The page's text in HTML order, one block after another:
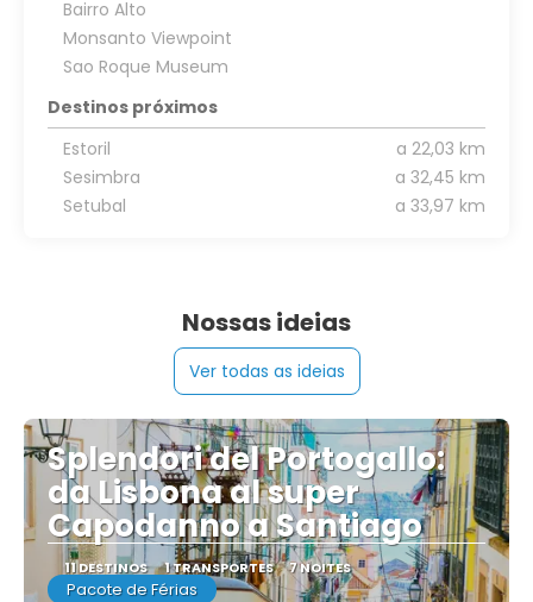
Bairro Alto
Monsanto Viewpoint
Sao Roque Museum
Destinos próximos
Estoril
a 22,03 km
Sesimbra
a 32,45 km
Setubal
a 33,97 km
Nossas ideias
Ver todas as ideias
Splendori del Portogallo:
da Lisbona al super
Capodanno a Santiago
11 DESTINOS 1 TRANSPORTES 7 NOITES
Pacote de Férias